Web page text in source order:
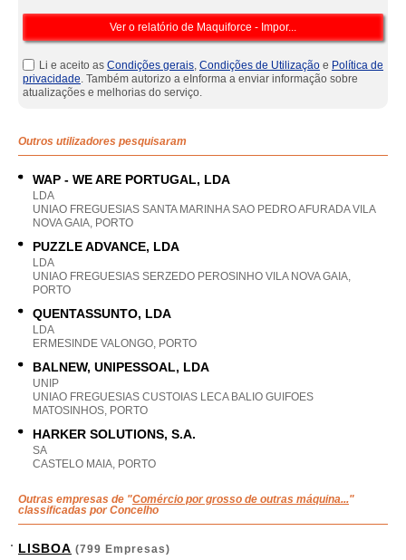
Li e aceito as Condições gerais, Condições de Utilização e Política de
privacidade. Também autorizo a eInforma a enviar informação sobre
atualizações e melhorias do serviço.
Outros utilizadores pesquisaram
WAP - WE ARE PORTUGAL, LDA
LDA
UNIAO FREGUESIAS SANTA MARINHA SAO PEDRO AFURADA VILA
NOVA GAIA, PORTO
PUZZLE ADVANCE, LDA
LDA
UNIAO FREGUESIAS SERZEDO PEROSINHO VILA NOVA GAIA,
PORTO
QUENTASSUNTO, LDA
LDA
ERMESINDE VALONGO, PORTO
BALNEW, UNIPESSOAL, LDA
UNIP
UNIAO FREGUESIAS CUSTOIAS LECA BALIO GUIFOES
MATOSINHOS, PORTO
HARKER SOLUTIONS, S.A.
SA
CASTELO MAIA, PORTO
Outras empresas de "Comércio por grosso de outras máquina..."
classificadas por Concelho
LISBOA (799 Empresas)